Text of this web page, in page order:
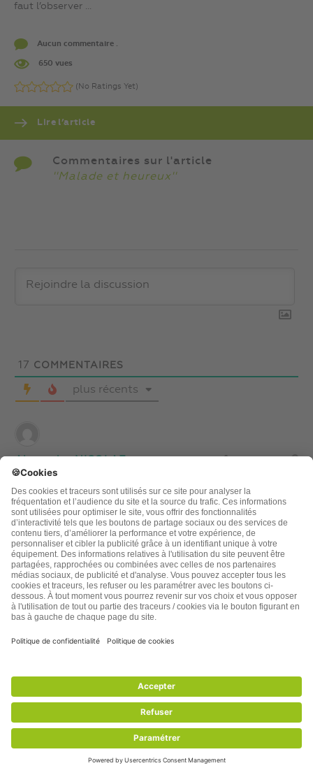
faut l’observer ...
Aucun commentaire .
650 vues
(No Ratings Yet)
Lire l’article
Commentaires sur l'article
''Malade et heureux''
17 COMMENTAIRES
plus récents
Alexandru NICOLAE
pensais que je n’ai plus des motifs pour vivre. Après
avoir lu votre article je suis une autre personne. Il est
très tard, pourtant, j’irai me coucher avec le désir de
me réveiller demain en forme.
Merci aussi à Rodolphe Baquet pour ses 4 interviews
exceptionnels avec le docteur Jean-Paul Courtay . .
5 années plus tôt
Très beau texte! Merci. A méditer…
0 Répondre